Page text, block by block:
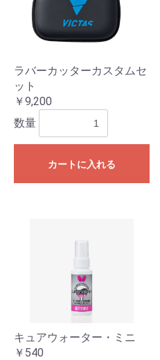
ラバーカッターカスタムセ
ット
￥9,200
数量
カートに入れる
キュアウォーター・ミニ
￥540
お買い物を続ける